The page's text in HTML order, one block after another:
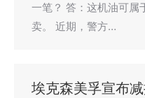
一笔？ 答：这机油可属
卖。 近期，警方…
埃克森美孚宣布减